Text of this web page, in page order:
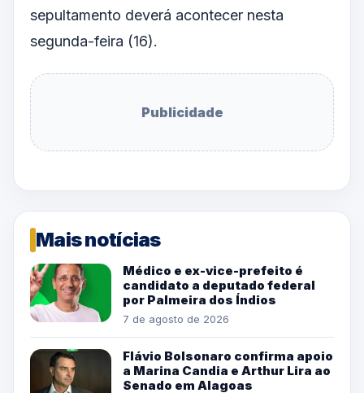
sepultamento deverá acontecer nesta
segunda-feira (16).
Publicidade
Mais notícias
Médico e ex-vice-prefeito é
candidato a deputado federal
por Palmeira dos Índios
7 de agosto de 2026
Flávio Bolsonaro confirma apoio
a Marina Candia e Arthur Lira ao
Senado em Alagoas